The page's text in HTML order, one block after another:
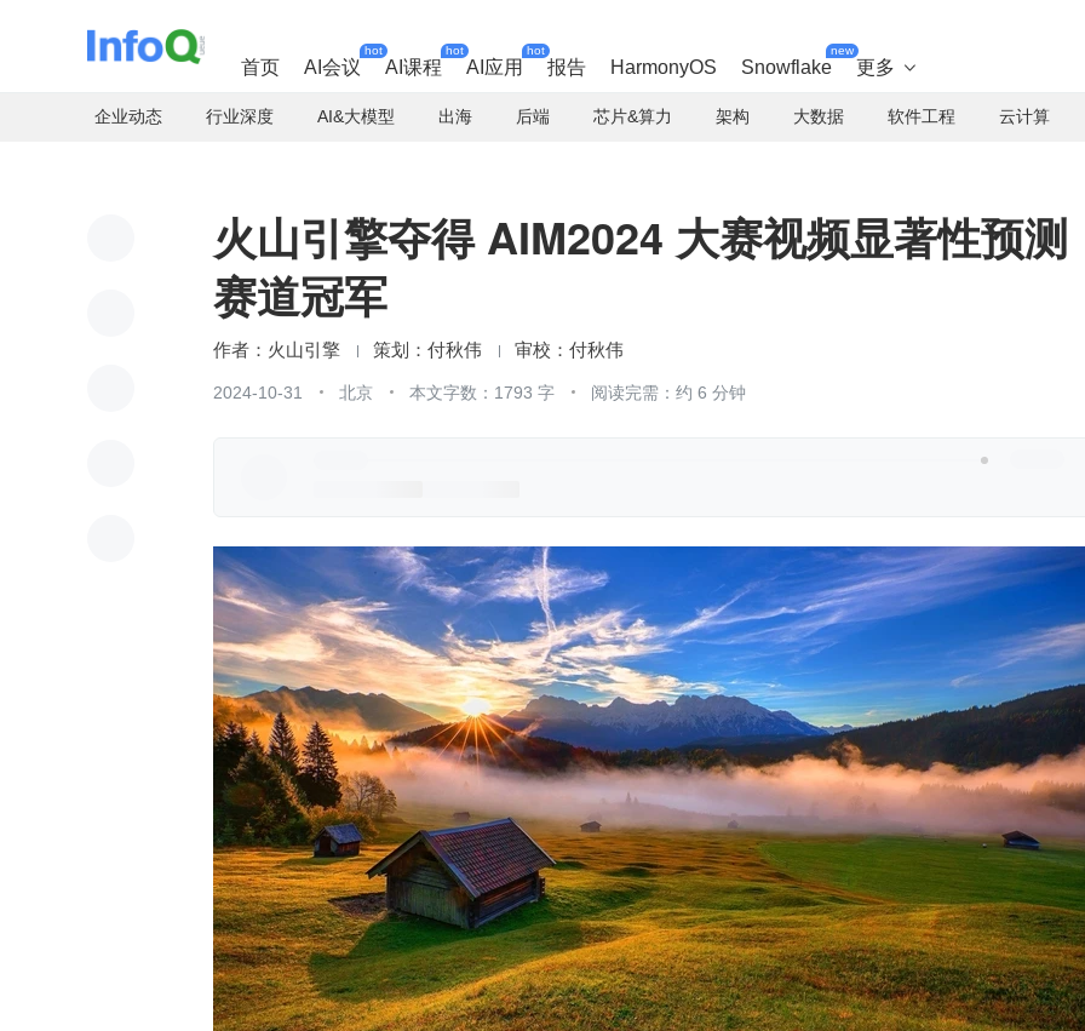
首页 AI会议
hot
AI课程
hot
AI应用
hot
报告 HarmonyOS Snowflake
new
更多 
企业动态 行业深度 AI&大模型 出海 后端 芯片&算力 架构 大数据 软件工程 云计算
火山引擎夺得 AIM2024 大赛视频显著性预测
赛道冠军
火山引擎 付秋伟 付秋伟
2024-10-31 北京 本文字数：1793 字 阅读完需：约 6 分钟